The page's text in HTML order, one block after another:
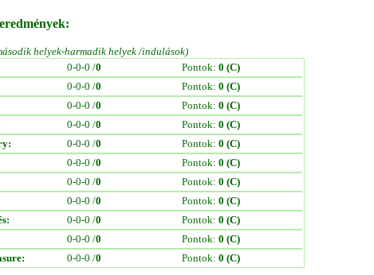
helyek-harmadik helyek /indulások)
0-0-0 /0 Pontok: 0 (C)
0-0-0 /0 Pontok: 0 (C)
0-0-0 /0 Pontok: 0 (C)
0-0-0 /0 Pontok: 0 (C)
0-0-0 /0 Pontok: 0 (C)
0-0-0 /0 Pontok: 0 (C)
0-0-0 /0 Pontok: 0 (C)
0-0-0 /0 Pontok: 0 (C)
0-0-0 /0 Pontok: 0 (C)
0-0-0 /0 Pontok: 0 (C)
0-0-0 /0 Pontok: 0 (C)